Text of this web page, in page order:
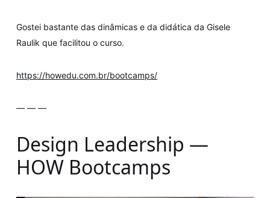
Gostei bastante das dinâmicas e da didática da Gisele
Raulik que facilitou o curso.
https://howedu.com.br/bootcamps/
— — —
Design Leadership —
HOW Bootcamps